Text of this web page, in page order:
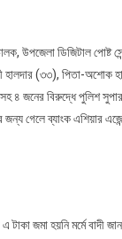
আত্মসাত
সংক্রাস্তে
ব্যাংক
উপজেলা ডিজিটাল পোষ্ট
হালদার (৩৩), পিতা-
৪ জনের বিরুদ্ধে পুলিশ
জন্য গেলে ব্যাংক এশিয়ার
টাকা জমা হয়নি মর্মে